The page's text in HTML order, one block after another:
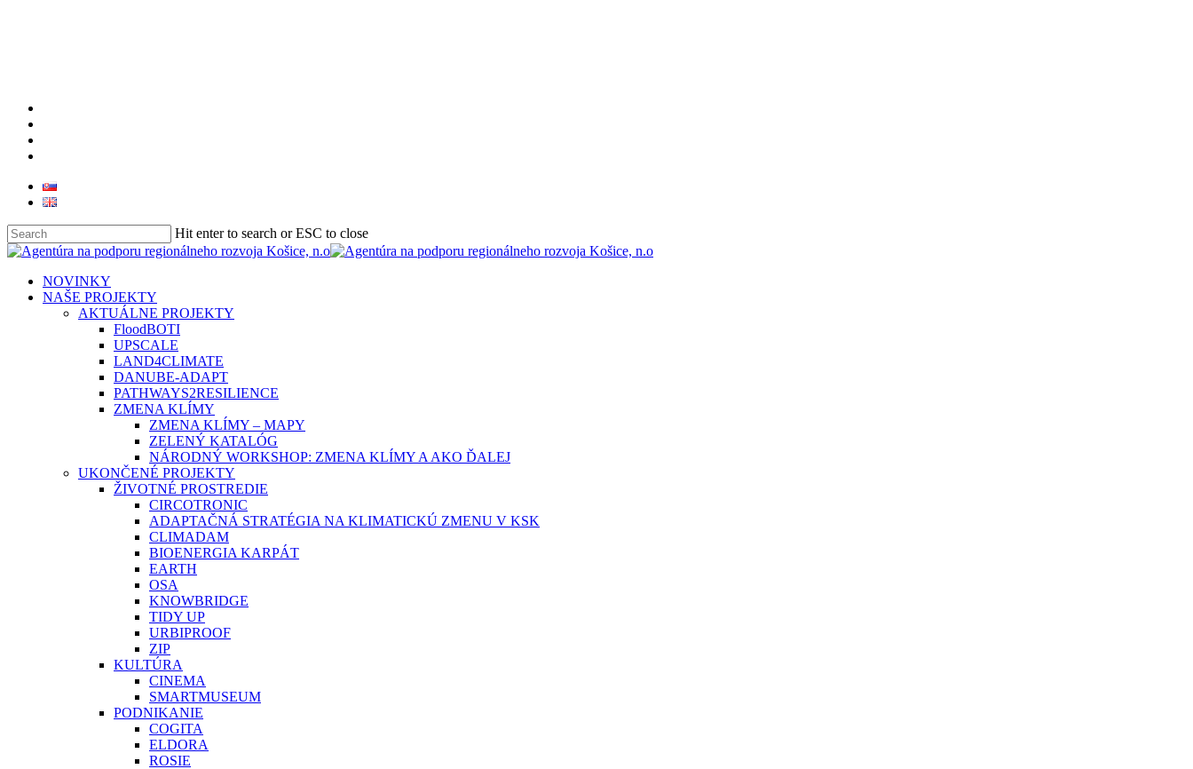
Hit enter to search or ESC to close
Close
search
Menu
NOVINKY
NAŠE PROJEKTY
AKTUÁLNE PROJEKTY
FloodBOTI
UPSCALE
LAND4CLIMATE
DANUBE-ADAPT
PATHWAYS2RESILIENCE
ZMENA KLÍMY
ZMENA KLÍMY – MAPY
ZELENÝ KATALÓG
NÁRODNÝ WORKSHOP: ZMENA KLÍMY A AKO ĎALEJ
UKONČENÉ PROJEKTY
ŽIVOTNÉ PROSTREDIE
CIRCOTRONIC
ADAPTAČNÁ STRATÉGIA NA KLIMATICKÚ ZMENU V KSK
CLIMADAM
BIOENERGIA KARPÁT
EARTH
OSA
KNOWBRIDGE
TIDY UP
URBIPROOF
ZIP
KULTÚRA
CINEMA
SMARTMUSEUM
PODNIKANIE
COGITA
ELDORA
ROSIE